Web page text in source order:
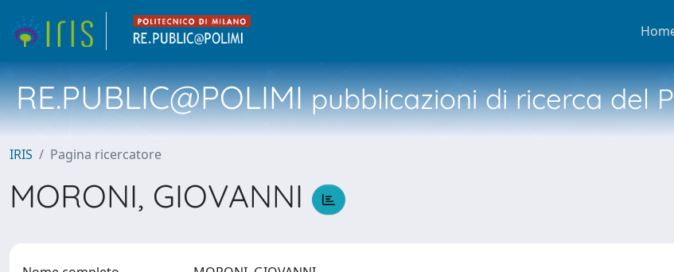
RE.PUBLIC@POLIMIpubblicazioni di ricerca del
IRIS Pagina ricercatore
MORONI, GIOVANNI